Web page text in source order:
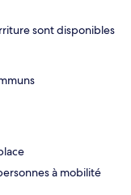
sont disponibles
à mobilité